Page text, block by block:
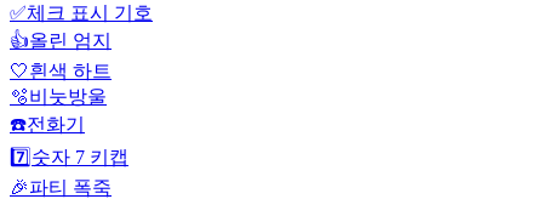
✅체크 표시 기호
👍올린 엄지
🤍흰색 하트
🫧비눗방울
☎️전화기
7️⃣ 숫자 7 키캡
🎉파티 폭죽